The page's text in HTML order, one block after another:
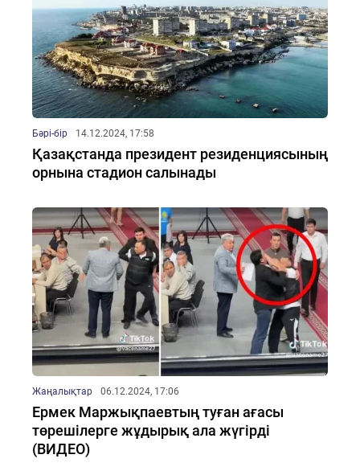
Бәрі-бір 14.12.2024, 17:58
Қазақстанда президент резиденциясының
орнына стадион салынады
Жаңалықтар 06.12.2024, 17:06
Ермек Маржықпаевтың туған ағасы
төрешілерге жұдырық ала жүгірді
(ВИДЕО)